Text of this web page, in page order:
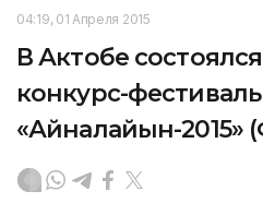
04:19, 01 Апреля 2015
В Актобе
конкурс-фестиваль
«Айналайын-2015»